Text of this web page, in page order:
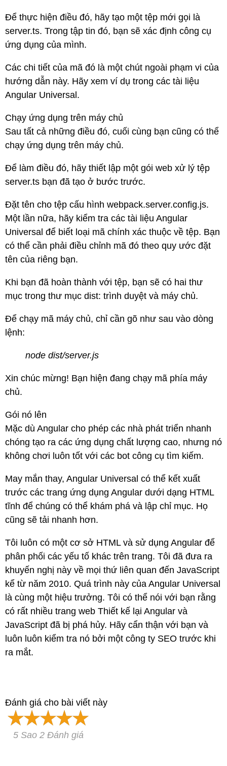
Để thực hiện điều đó, hãy tạo một tệp mới gọi là
server.ts. Trong tập tin đó, bạn sẽ xác định công cụ
ứng dụng của mình.
Các chi tiết của mã đó là một chút ngoài phạm vi của
hướng dẫn này. Hãy xem ví dụ trong các tài liệu
Angular Universal.
Chạy ứng dụng trên máy chủ
Sau tất cả những điều đó, cuối cùng bạn cũng có thể
chạy ứng dụng trên máy chủ.
Để làm điều đó, hãy thiết lập một gói web xử lý tệp
server.ts bạn đã tạo ở bước trước.
Đặt tên cho tệp cấu hình webpack.server.config.js.
Một lần nữa, hãy kiểm tra các tài liệu Angular
Universal để biết loại mã chính xác thuộc về tệp. Bạn
có thể cần phải điều chỉnh mã đó theo quy ước đặt
tên của riêng bạn.
Khi bạn đã hoàn thành với tệp, bạn sẽ có hai thư
mục trong thư mục dist: trình duyệt và máy chủ.
Để chạy mã máy chủ, chỉ cần gõ như sau vào dòng
lệnh:
node dist/server.js
Xin chúc mừng! Bạn hiện đang chạy mã phía máy
chủ.
Gói nó lên
Mặc dù Angular cho phép các nhà phát triển nhanh
chóng tạo ra các ứng dụng chất lượng cao, nhưng nó
không chơi luôn tốt với các bot công cụ tìm kiếm.
May mắn thay, Angular Universal có thể kết xuất
trước các trang ứng dụng Angular dưới dạng HTML
tĩnh để chúng có thể khám phá và lập chỉ mục. Họ
cũng sẽ tải nhanh hơn.
Tôi luôn có một cơ sở HTML và sử dụng Angular để
phân phối các yếu tố khác trên trang. Tôi đã đưa ra
khuyến nghị này về mọi thứ liên quan đến JavaScript
kể từ năm 2010. Quá trình này của Angular Universal
là cùng một hiệu trưởng. Tôi có thể nói với bạn rằng
có rất nhiều trang web Thiết kế lại Angular và
JavaScript đã bị phá hủy. Hãy cẩn thận với bạn và
luôn luôn kiểm tra nó bởi một công ty SEO trước khi
ra mắt.
Đánh giá cho bài viết này
5 Sao 2 Đánh giá